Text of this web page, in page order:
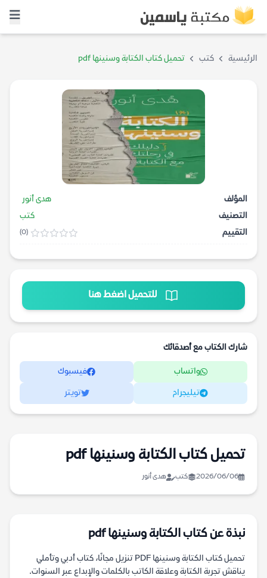
الرئيسية كتب تحميل كتاب الكتابة وسنينها pdf
المؤلف
هدى أنور
التصنيف
كتب
التقييم
(0)
للتحميل اضغط هنا
شارك الكتاب مع أصدقائك
واتساب فيسبوك
تيليجرام تويتر
تحميل كتاب الكتابة وسنينها pdf
2026/06/06 كتب هدى أنور
نبذة عن كتاب الكتابة وسنينها pdf
تحميل كتاب الكتابة وسنينها PDF تنزيل مجانًا، كتاب أدبي وتأملي
يناقش تجربة الكتابة وعلاقة الكاتب بالكلمات والإبداع عبر السنوات.